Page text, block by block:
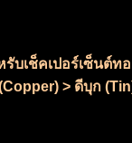
หรับเช็คเปอร์เซ็น
> ดีบุก